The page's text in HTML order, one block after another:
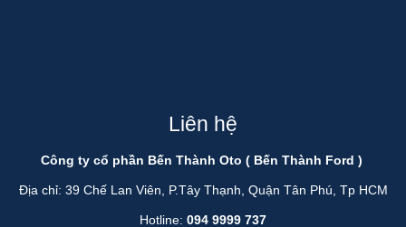
Liên hệ
Công ty cổ phần Bến Thành Oto ( Bến Thành Ford )
Địa chỉ: 39 Chế Lan Viên, P.Tây Thạnh, Quận Tân Phú, Tp HCM
Hotline: 094 9999 737